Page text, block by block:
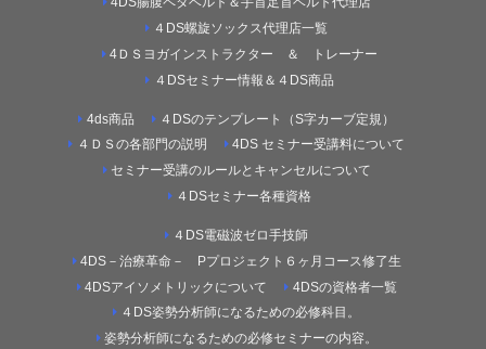
４DS螺旋ソックス代理店一覧
4ＤＳヨガインストラクター ＆ トレーナー
４DSセミナー情報＆４DS商品
4ds商品
４DSのテンプレート（S字カーブ定規）
４ＤＳの各部門の説明
4DS セミナー受講料について
セミナー受講のルールとキャンセルについて
４DSセミナー各種資格
４DS電磁波ゼロ手技師
4DS－治療革命－ Pプロジェクト６ヶ月コース修了生
4DSアイソメトリックについて
4DSの資格者一覧
４DS姿勢分析師になるための必修科目。
姿勢分析師になるための必修セミナーの内容。